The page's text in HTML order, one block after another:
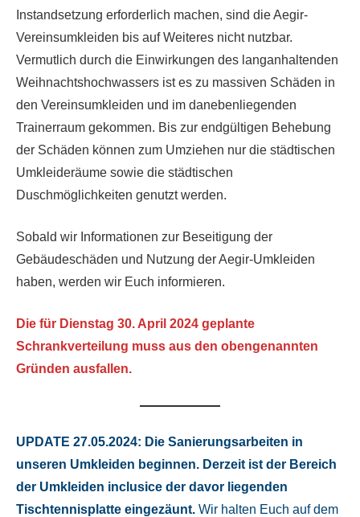
Instandsetzung erforderlich machen, sind die Aegir-
Vereinsumkleiden bis auf Weiteres nicht nutzbar.
Vermutlich durch die Einwirkungen des langanhaltenden
Weihnachtshochwassers ist es zu massiven Schäden in
den Vereinsumkleiden und im danebenliegenden
Trainerraum gekommen. Bis zur endgültigen Behebung
der Schäden können zum Umziehen nur die städtischen
Umkleideräume sowie die städtischen
Duschmöglichkeiten genutzt werden.
Sobald wir Informationen zur Beseitigung der
Gebäudeschäden und Nutzung der Aegir-Umkleiden
haben, werden wir Euch informieren.
Die für Dienstag 30. April 2024 geplante
Schrankverteilung muss aus den obengenannten
Gründen ausfallen.
UPDATE 27.05.2024: Die Sanierungsarbeiten in
unseren Umkleiden beginnen. Derzeit ist der Bereich
der Umkleiden inclusice der davor liegenden
Tischtennisplatte eingezäunt. Wir halten Euch auf dem